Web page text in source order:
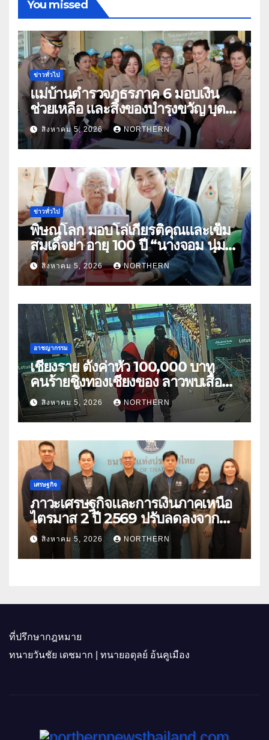
You missed
ข่าวทั่วไป
แม่บ้านตำรวจภูธรภาค 6 มอบเงิน
ช่วยเหลือ และสิ่งของบำรุงขวัญ บุตร-
ธิดา ข้าราชการตำรวจจังหวัด
อุทัยธานี
สิงหาคม 5, 2026 NORTHERN
ข่าวทั่วไป
พิษณุโลก มอบโล่เกียรติคุณและเข็ม
สมเด็จย่า อายุ 100 ปี “นางจอม นุ่ม
เนตร” ตำบลบ้านกร่าง อำเภอเมือง
สิงหาคม 5, 2026 NORTHERN
อาชญากรรม
เชียงราย ตั้งค่าหัว 100,000 บาท
คนร้ายชิงทองเชียงของ ลาวพบเสื้อผ้า
คนร้ายตั้งจุดตรวจตามเส้นทาง
สิงหาคม 5, 2026 NORTHERN
เศรษฐกิจ
ภาวะเศรษฐกิจและการเงินภาคเหนือ
ไตรมาส 2 ปี 2569 ปรับลดลงจาก
ราคาพลังงาน ค่าครองชีพ
สิงหาคม 5, 2026 NORTHERN
ที่ปรึกษากฎหมาย
ทนายวันชัย เดชมาก | ทนายอดุลย์ อ้นคูเมือง